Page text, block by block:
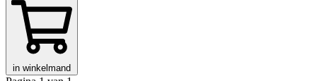
in winkelmand